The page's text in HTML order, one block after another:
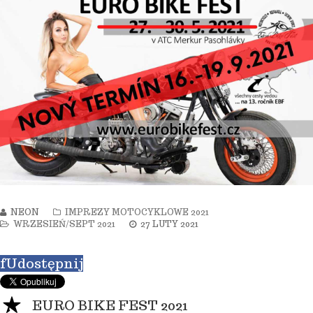
NEON
IMPREZY MOTOCYKLOWE 2021
WRZESIEŃ/SEPT 2021
27 LUTY 2021
fUdostępnij
EURO BIKE FEST 2021